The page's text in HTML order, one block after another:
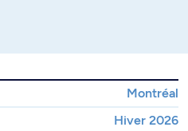
Montréal
Hiver 2026